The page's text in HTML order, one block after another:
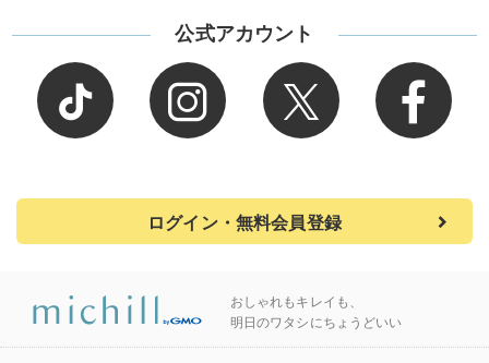
公式アカウント
ログイン・無料会員登録
おしゃれもキレイも、
明日のワタシにちょうどいい